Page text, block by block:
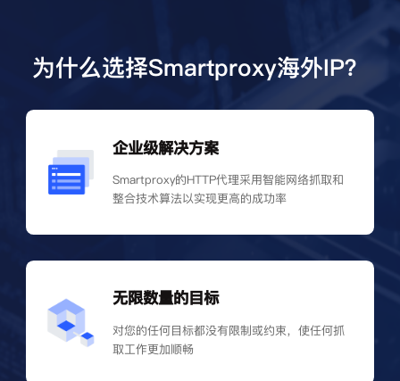
为什么选择Smartproxy海外IP？
企业级解决方案
Smartproxy的HTTP代理采用智能网络抓取和
整合技术算法以实现更高的成功率
无限数量的目标
对您的任何目标都没有限制或约束，使任何抓
取工作更加顺畅